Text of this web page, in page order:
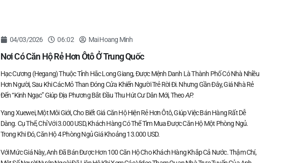
04/03/2026 06:02 Mai Hoang Minh
Nơi Có Căn Hộ Rẻ Hơn Ôtô Ở Trung Quốc
Hạc Cương (Hegang) Thuộc Tỉnh Hắc Long Giang, Được Mệnh Danh Là Thành Phố Có Nhà Nhiều
Hơn Người, Sau Khi Các Mỏ Than Đóng Cửa Khiến Người Trẻ Rời Đi. Nhưng Gần Đây, Giá Nhà Rẻ
Đến “kinh Ngạc” Giúp Địa Phương Bắt Đầu Thu Hút Cư Dân Mới, TheoAP.
Yang Xuewei, Một Môi Giới, Cho Biết Giá Căn Hộ Hiện Rẻ Hơn Ôtô, Giúp Việc Bán Hàng Rất Dễ
Dàng. Cụ Thể, Chỉ Với 3.000 USD, Khách Hàng Có Thể Tìm Mua Được Căn Hộ Một Phòng Ngủ.
Trong Khi Đó, Căn Hộ 4 Phòng Ngủ Giá Khoảng 13.000 USD.
Với Mức Giá Này, Anh Đã Bán Được Hơn 100 Căn Hộ Cho Khách Hàng Khắp Cả Nước. Thậm Chí,